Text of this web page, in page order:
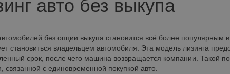
без опции выкупа становится всё более
становиться владельцем автомобиля. Эта модель лизинга
срок, после чего машина возвращается компании. Такой
связанной с единовременной покупкой авто.